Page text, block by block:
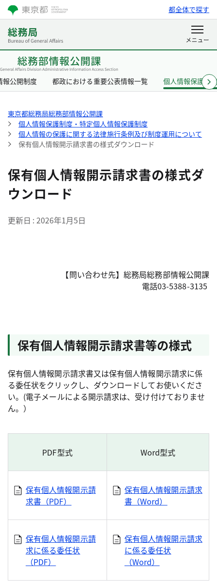
都全体で探す
報公開制度 都政における重要公表情報一覧 個人情報保護制
東京都総務局総務部情報公開課
個人情報保護制度・特定個人情報保護制度
個人情報の保護に関する法律施行条例及び制度運用について
保有個人情報開示請求書の様式ダウンロード
保有個人情報開示請求書の様式ダ
ウンロード
更新日 2026年1月5日
【問い合わせ先】総務局総務部情報公開課
電話03-5388-3135
保有個人情報開示請求書等の様式
保有個人情報開示請求書又は保有個人情報開示請求に係
る委任状をクリックし、ダウンロードしてお使いくださ
い。(電子メールによる開示請求は、受け付けておりませ
ん。）
PDF型式 Word型式
保有個人情報開示請
求書（PDF）
保有個人情報開示請求
書（Word）
保有個人情報開示請
求に係る委任状
（PDF）
保有個人情報開示請求
に係る委任状
（Word）